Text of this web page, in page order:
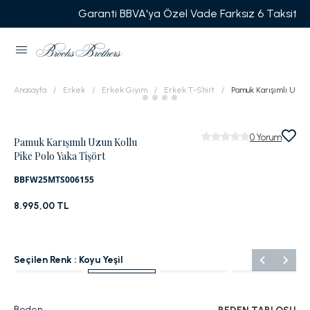
Garanti BBVA'ya Özel Vade Farksız 6 Taksit
Anasayfa Erkek Erkek Giyim Erkek T-Shirt Pamuk Karışımlı
Pamuk Karışımlı Uzun Kollu
Pike Polo Yaka Tişört
BBFW25MTS006155
0 Yorum
8.995,00 TL
Seçilen Renk : Koyu Yeşil